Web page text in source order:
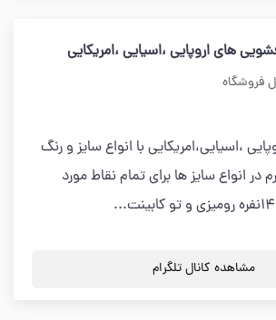
های اروپایی ،اسیایی ،امریکایی
فروشگاه
،اسیایی،امریکایی با انواع سایز و رنگ
انواع سایز ها برای تمام نقاط مورد
مشاهده کانال تلگرام